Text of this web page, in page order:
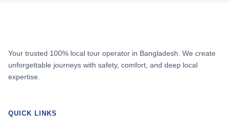
Your trusted 100% local tour operator in Bangladesh. We create
unforgettable journeys with safety, comfort, and deep local
expertise.
QUICK LINKS